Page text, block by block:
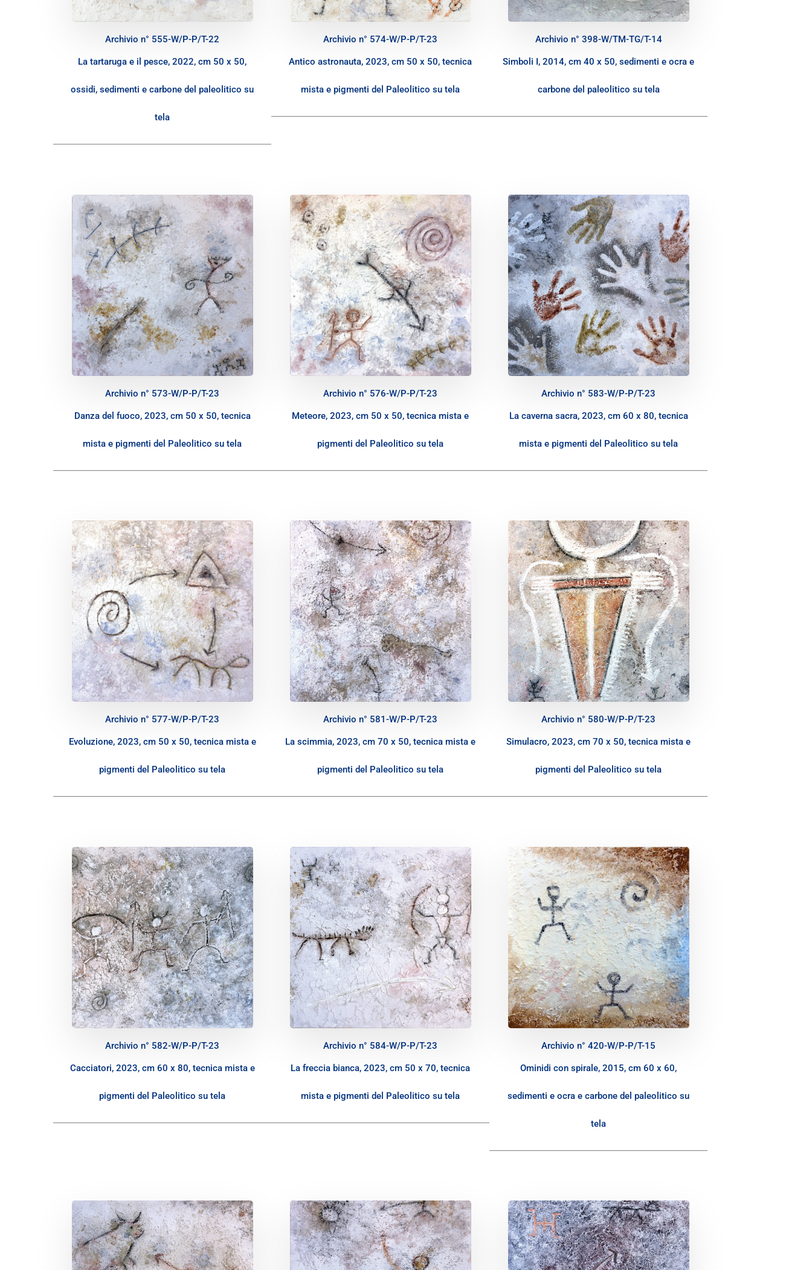
Archivio n° 555-W/P-P/T-22
La tartaruga e il pesce, 2022, cm 50 x 50,
ossidi, sedimenti e carbone del paleolitico su
tela
Archivio n° 574-W/P-P/T-23
Antico astronauta, 2023, cm 50 x 50, tecnica
mista e pigmenti del Paleolitico su tela
Archivio n° 398-W/TM-TG/T-14
Simboli I, 2014, cm 40 x 50, sedimenti e ocra e
carbone del paleolitico su tela
Archivio n° 573-W/P-P/T-23
Danza del fuoco, 2023, cm 50 x 50, tecnica
mista e pigmenti del Paleolitico su tela
Archivio n° 576-W/P-P/T-23
Meteore, 2023, cm 50 x 50, tecnica mista e
pigmenti del Paleolitico su tela
Archivio n° 583-W/P-P/T-23
La caverna sacra, 2023, cm 60 x 80, tecnica
mista e pigmenti del Paleolitico su tela
Archivio n° 577-W/P-P/T-23
Evoluzione, 2023, cm 50 x 50, tecnica mista e
pigmenti del Paleolitico su tela
Archivio n° 581-W/P-P/T-23
La scimmia, 2023, cm 70 x 50, tecnica mista e
pigmenti del Paleolitico su tela
Archivio n° 580-W/P-P/T-23
Simulacro, 2023, cm 70 x 50, tecnica mista e
pigmenti del Paleolitico su tela
Archivio n° 582-W/P-P/T-23
Cacciatori, 2023, cm 60 x 80, tecnica mista e
pigmenti del Paleolitico su tela
Archivio n° 584-W/P-P/T-23
La freccia bianca, 2023, cm 50 x 70, tecnica
mista e pigmenti del Paleolitico su tela
Archivio n° 420-W/P-P/T-15
Ominidi con spirale, 2015, cm 60 x 60,
sedimenti e ocra e carbone del paleolitico su
tela